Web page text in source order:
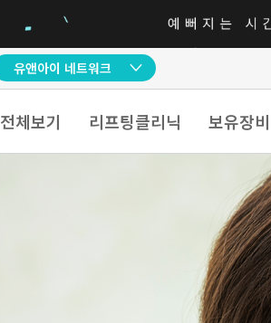
유앤아이 네트워크
전체보기 리프팅클리닉 보유장비